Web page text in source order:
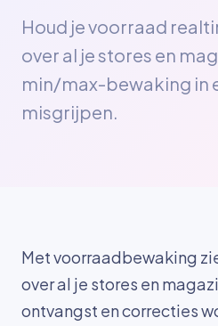
Houd je voorraad
over al je stores en
min/max-bewaking in
misgrijpen.
Met voorraadbewaking
over al je stores en
ontvangst en correcties